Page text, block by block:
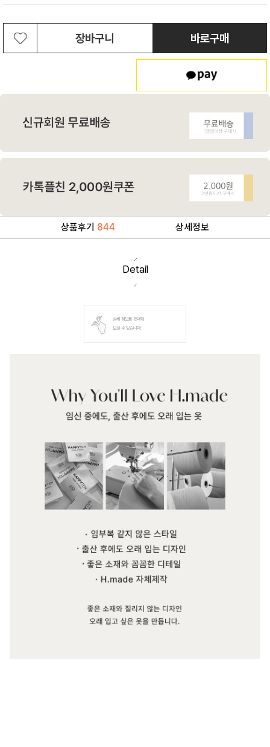
장바구니 바로구매
상품후기 844 상세정보
Detail
상세 정보를 확대해
보실 수 있습니다.